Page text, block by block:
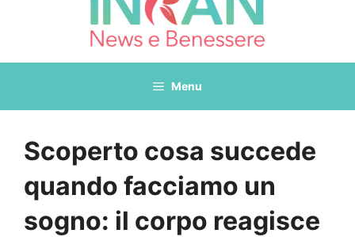
Menu
Scoperto cosa succede
quando facciamo un
sogno: il corpo reagisce